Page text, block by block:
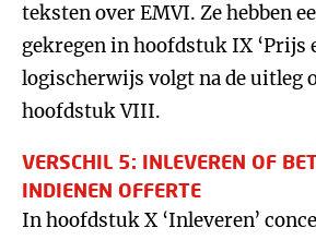
teksten over EMVI. Ze hebben
gekregen in hoofdstuk IX ‘Prijs
logischerwijs volgt na de uitleg
hoofdstuk VIII.
VERSCHIL 5: INLEVEREN OF
INDIENEN OFFERTE
In hoofdstuk X ‘Inleveren’